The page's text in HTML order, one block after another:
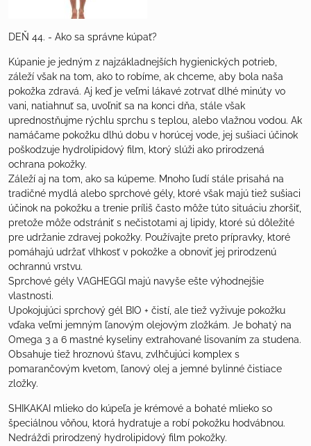
DEŇ 44. - Ako sa správne kúpať?
Kúpanie je jedným z najzákladnejších hygienických potrieb,
záleží však na tom, ako to robíme, ak chceme, aby bola naša
pokožka zdravá. Aj keď je veľmi lákavé zotrvať dlhé minúty vo
vani, natiahnuť sa, uvoľniť sa na konci dňa, stále však
uprednostňujme rýchlu sprchu s teplou, alebo vlažnou vodou. Ak
namáčame pokožku dlhú dobu v horúcej vode, jej sušiaci účinok
poškodzuje hydrolipidový film, ktorý slúži ako prirodzená
ochrana pokožky.
Záleží aj na tom, ako sa kúpeme. Mnoho ľudí stále prisahá na
tradičné mydlá alebo sprchové gély, ktoré však majú tiež sušiaci
účinok na pokožku a trenie príliš často môže túto situáciu zhoršiť,
pretože môže odstrániť s nečistotami aj lipidy, ktoré sú dôležité
pre udržanie zdravej pokožky. Používajte preto prípravky, ktoré
pomáhajú udržať vlhkosť v pokožke a obnoviť jej prirodzenú
ochrannú vrstvu.
Sprchové gély VAGHEGGI majú navyše ešte výhodnejšie
vlastnosti.
Upokojujúci sprchový gél BIO + čistí, ale tiež vyživuje pokožku
vďaka veľmi jemným ľanovým olejovým zložkám. Je bohatý na
Omega 3 a 6 mastné kyseliny extrahované lisovaním za studena.
Obsahuje tiež hroznovú šťavu, zvlhčujúci komplex s
pomarančovým kvetom, ľanový olej a jemné bylinné čistiace
zložky.
SHIKAKAI mlieko do kúpeľa je krémové a bohaté mlieko so
špeciálnou vôňou, ktorá hydratuje a robí pokožku hodvábnou.
Nedráždi prirodzený hydrolipidový film pokožky.